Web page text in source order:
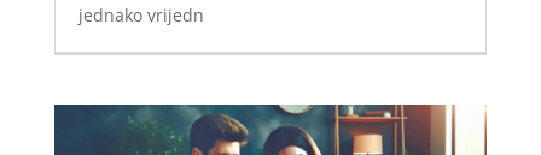
jednako vrijedn